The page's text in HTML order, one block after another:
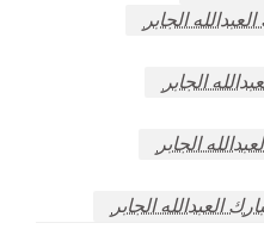
الجابر
الجابر
الجابر
العبدالله الجابر